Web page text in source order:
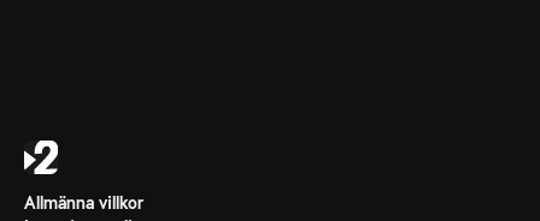
Allmänna villkor